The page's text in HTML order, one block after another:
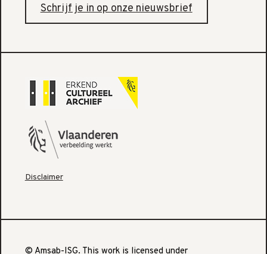
Schrijf je in op onze nieuwsbrief
Disclaimer
© Amsab-ISG. This work is licensed under